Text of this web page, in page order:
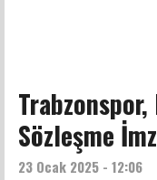
Sözleşme
23 Ocak 2025 - 12:06